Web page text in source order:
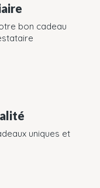
bon cadeau
uniques et